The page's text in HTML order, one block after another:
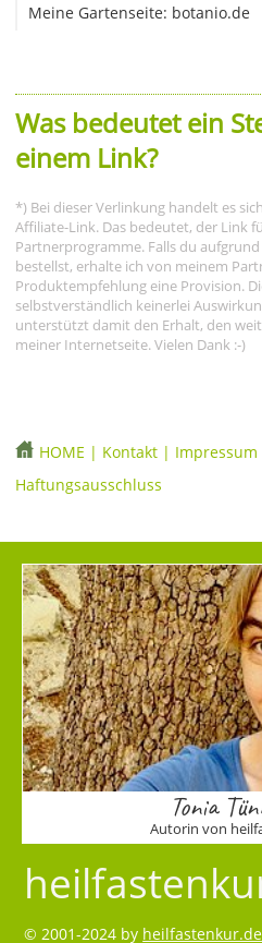
Meine Gartenseite: botanio.de
Was bedeutet ein
einem Link?
*) Bei dieser Verlinkung handelt es
Affiliate-Link. Das bedeutet, der Link
Partnerprogramme. Falls du
bestellst, erhalte ich von meinem
Produktempfehlung eine Provision.
selbstverständlich keinerlei
unterstützt damit den Erhalt, den
meiner Internetseite. Vielen Dank :-)
HOME | Kontakt | Impressum
Haftungsausschluss
Tonia
Autorin von
© 2001-2024 by heilfastenkur.de